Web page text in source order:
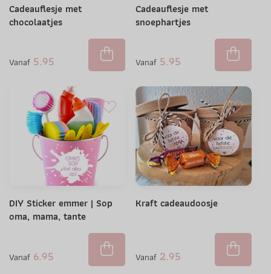
Cadeauflesje met
chocolaatjes
Vanaf 5.95
Cadeauflesje met
snoephartjes
Vanaf 5.95
DIY Sticker emmer | Sop
oma, mama, tante
Vanaf 6.95
Kraft cadeaudoosje
Vanaf 2.95